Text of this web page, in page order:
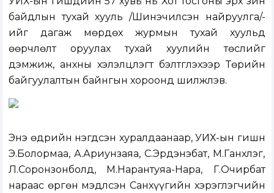
байдлын тухай хууль /Шинэчилсэн найруулга/-
ийг дагаж мөрдөх журмын тухай хуульд
өөрчлөлт оруулах тухай хуулийн төслийг
дэмжиж, анхны хэлэлцүүлэгт бэлтгүүлэхээр Төрийн
байгуулалтын байнгын хороонд шилжүүлэв.
Энэ өдрийн нэгдсэн хуралдаанаар, УИХ-ын гишүүн
Э.Болормаа, А.Ариунзаяа, С.Эрдэнэбат, М.Ганхүлэг,
Л.Соронзонболд, М.Нарантуяа-Нара, Г.Очирбат
нараас өргөн мэдүүлсэн Санхүүгийн хэрэглэгчийн